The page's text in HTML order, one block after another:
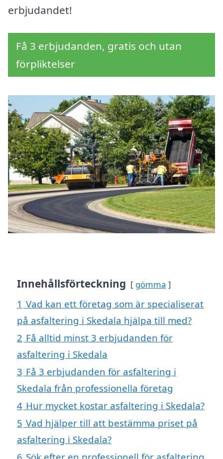
erbjudandet!
Få 3 erbjudanden, gratis och utan
förpliktelser
Innehållsförteckning gömma
1 Vad kan ett företag som är specialiserat
på asfaltering i Skedala hjälpa till med?
2 Få alltid minst 3 erbjudanden för
asfaltering i Skedala
3 Få 3 erbjudanden för asfaltering i
Skedala från professionella företag
4 Hur mycket kostar asfaltering i Skedala?
5 Vad hjälper till att bestämma priset på
asfaltering i Skedala?